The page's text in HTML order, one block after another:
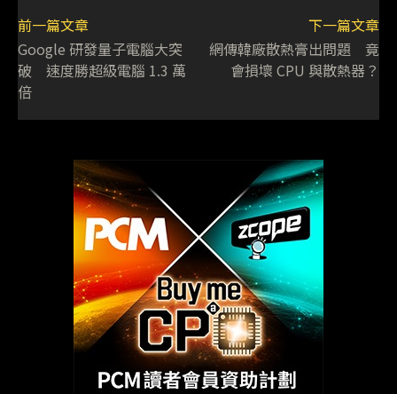
前一篇文章
Google 研發量子電腦大突
破 速度勝超級電腦 1.3 萬
倍
下一篇文章
網傳韓廠散熱膏出問題 竟
會損壞 CPU 與散熱器？